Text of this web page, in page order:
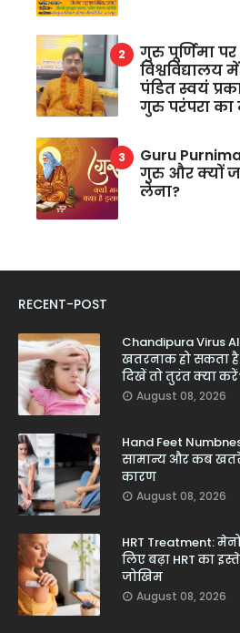
गुरु पूर्णिमा पर
विश्वविद्यालय
पंडित स्वयं
गुरु परंपरा का
Guru
गुरु और क्यों
लेना?
RECENT-POST
Chandipura Virus
खतरनाक हो सकता है
दिखें तो तुरंत क्या
August 08, 2026
Hand Feet
सामान्य और कब
कारण
August 08, 2026
HRT Treatment:
लिए बढ़ा HRT का
जोखिम
August 08, 2026